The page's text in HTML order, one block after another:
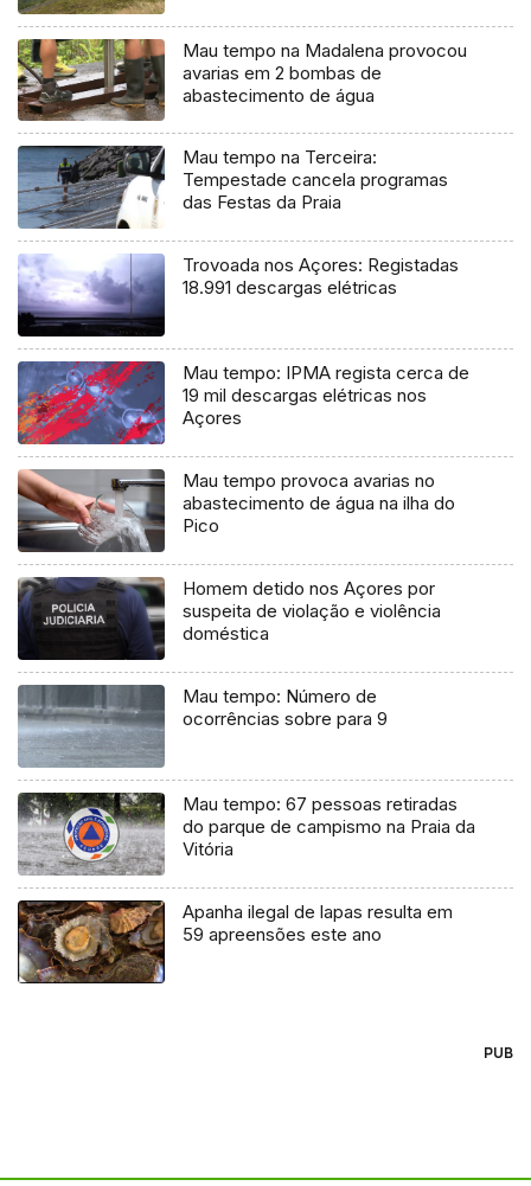
Mau tempo na Madalena provocou
avarias em 2 bombas de
abastecimento de água
Mau tempo na Terceira:
Tempestade cancela programas
das Festas da Praia
Trovoada nos Açores: Registadas
18.991 descargas elétricas
Mau tempo: IPMA regista cerca de
19 mil descargas elétricas nos
Açores
Mau tempo provoca avarias no
abastecimento de água na ilha do
Pico
Homem detido nos Açores por
suspeita de violação e violência
doméstica
Mau tempo: Número de
ocorrências sobre para 9
Mau tempo: 67 pessoas retiradas
do parque de campismo na Praia da
Vitória
Apanha ilegal de lapas resulta em
59 apreensões este ano
PUB